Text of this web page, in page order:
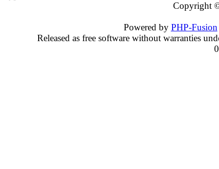
Copyright
Powered by PHP-Fusion
Released as free software without warranties